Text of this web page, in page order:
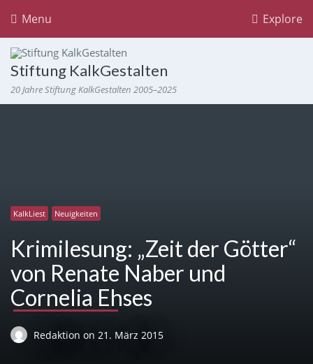
Explore
Menu
Stiftung KalkGestalten
20 Jahre Stiftung KalkGestalten 2005–2025
KalkLiest Neuigkeiten
Krimilesung: „Zeit der Götter“
von Renate Naber und
Cornelia Ehses
Redaktion on 21. März 2015